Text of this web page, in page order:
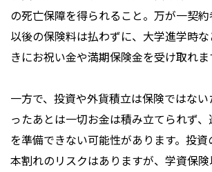
の死亡保障を得られること。万が一契
以後の保険料は払わずに、大学進学時
きにお祝い金や満期保険金を受け取れま
一方で、投資や外貨積立は保険ではな
ったあとは一切お金は積み立てられず
を準備できない可能性があります。投
本割れのリスクはありますが、学資保